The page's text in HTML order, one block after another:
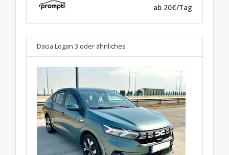
ab 20€/Tag
Dacia Logan 3 oder ähnliches